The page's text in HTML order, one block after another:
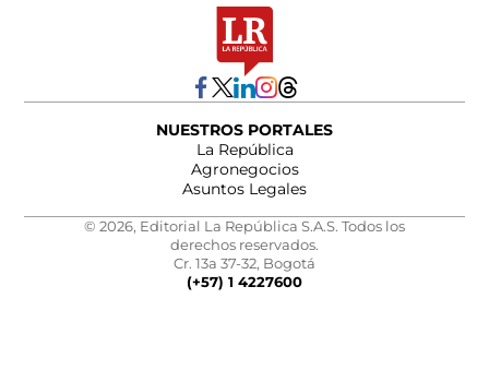
NUESTROS PORTALES
La República
Agronegocios
Asuntos Legales
© 2026, Editorial La República S.A.S. Todos los
derechos reservados.
Cr. 13a 37-32, Bogotá
(+57) 1 4227600